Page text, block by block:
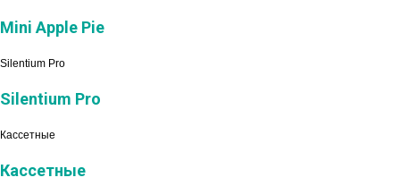
Mini Apple Pie
Silentium Pro
Silentium Pro
Кассетные
Кассетные